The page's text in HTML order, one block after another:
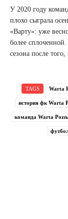
У 2020 году
плохо сыграла
«Варту»: уже
более
сезона после
TAGS Warta
история фк Warta
команда Warta